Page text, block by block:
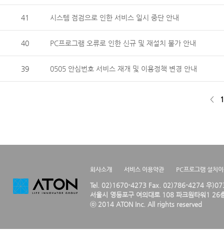
41 시스템 점검으로 인한 서비스 일시 중단 안내
40 PC프로그램 오류로 인한 신규 및 재설치 불가 안내
39 0505 안심번호 서비스 재개 및 이용정책 변경 안내
< 1
회사소개 서비스 이용약관 PC프로그램 설치
Tel. 02)1670-4273 Fax. 02)786-4274 우
서울시 영등포구 여의대로 108 파크원타워1 26
ⓒ 2014 ATON Inc. All rights reserved